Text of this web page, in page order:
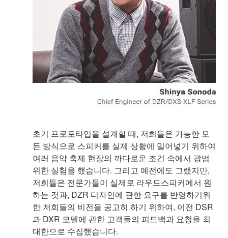
초기 프로토타입을 설계할 때, 저희들은 가능한 모
든 방식으로 스피커를 실제 상황에 밀어넣기 위하여
여러 음악 축제 현장의 까다로운 조건 속에서 광범
위한 실험을 했습니다. 그리고 예전에도 그랬지만,
저희들은 전문가들이 실제로 라우드스피커에서 원
하는 것과, DZR 디자인에 관한 요구를 반영하기위
한 저희들의 비전을 공고히 하기 위하여, 이전 DSR
과 DXR 모델에 관한 고객들의 피드백과 요청을 최
대한으로 수집했습니다.